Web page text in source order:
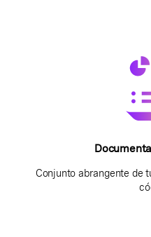
Conjunto abrangente de